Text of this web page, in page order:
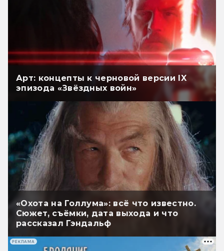
Арт: концепты к черновой версии IX
эпизода «Звёздных войн»
«Охота на Голлума»: всё что известно.
Сюжет, съёмки, дата выхода и что
рассказал Гэндальф
РЕКЛАМА